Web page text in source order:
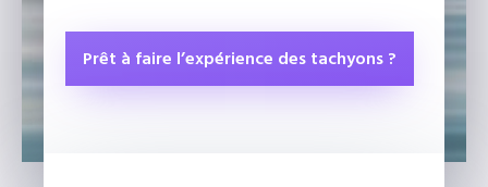
Prêt à faire l’expérience des tachyons ?